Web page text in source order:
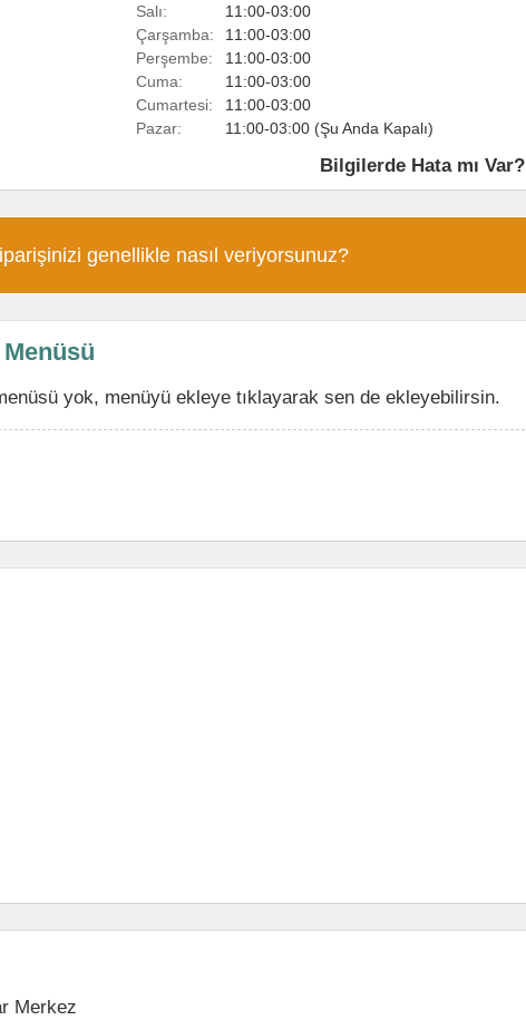
Salı:
11:00-03:00
Çarşamba:
11:00-03:00
Perşembe:
11:00-03:00
Cuma:
11:00-03:00
Cumartesi:
11:00-03:00
Pazar:
11:00-03:00 (Şu Anda Kapalı)
Bilgilerde Hata mı Var?
genellikle nasıl veriyorsunuz?
yok, menüyü ekleye tıklayarak sen de ekleyebilirsin.